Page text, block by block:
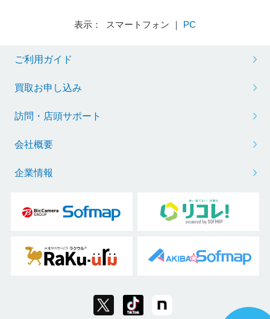
表示： スマートフォン ｜ PC
ご利用ガイド
買取お申し込み
訪問・店頭サポート
会社概要
企業情報